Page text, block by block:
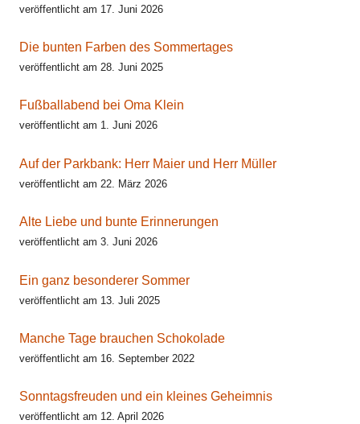
veröffentlicht am 17. Juni 2026
Die bunten Farben des Sommertages
veröffentlicht am 28. Juni 2025
Fußballabend bei Oma Klein
veröffentlicht am 1. Juni 2026
Auf der Parkbank: Herr Maier und Herr Müller
veröffentlicht am 22. März 2026
Alte Liebe und bunte Erinnerungen
veröffentlicht am 3. Juni 2026
Ein ganz besonderer Sommer
veröffentlicht am 13. Juli 2025
Manche Tage brauchen Schokolade
veröffentlicht am 16. September 2022
Sonntagsfreuden und ein kleines Geheimnis
veröffentlicht am 12. April 2026